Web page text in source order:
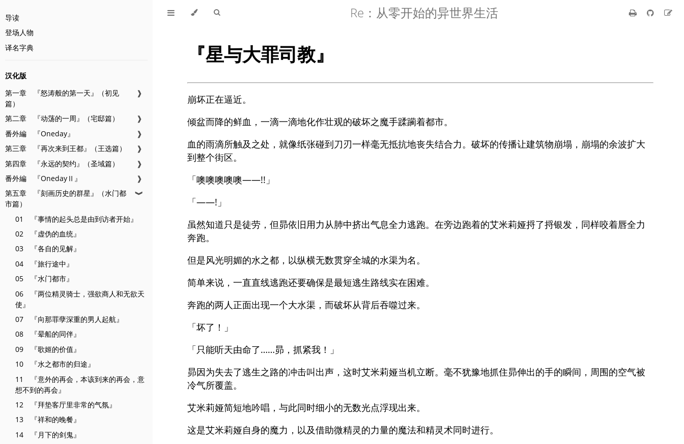
导读
登场人物
译名字典
汉化版
第一章 『怒涛般的第一天』（初见
篇）
❱
第二章 『动荡的一周』（宅邸篇）
❱
番外編 『Oneday』
❱
第三章 『再次来到王都』（王选篇）
❱
第四章 『永远的契约』（圣域篇）
❱
番外編 『OnedayⅡ』
❱
第五章 『刻画历史的群星』（水门都
市篇）
❱
01 『事情的起头总是由到访者开始』
02 『虚伪的血统』
03 『各自的见解』
04 『旅行途中』
05 『水门都市』
06 『两位精灵骑士，强欲商人和无欲天
使』
07 『向那罪孽深重的男人起航』
08 『晕船的同伴』
09 『歌姬的价值』
10 『水之都市的归途』
11 『意外的再会，本该到来的再会，意
想不到的再会』
12 『拜垫客厅里非常的气氛』
13 『祥和的晚餐』
14 『月下的剑鬼』
Re：从零开始的异世界生活
『星与大罪司教』
崩坏正在逼近。
倾盆而降的鲜血，一滴一滴地化作壮观的破坏之魔手蹂躏着都市。
血的雨滴所触及之处，就像纸张碰到刀刃一样毫无抵抗地丧失结合力。破坏的传播让建筑物崩塌，崩塌的余波扩大
到整个街区。
「噢噢噢噢噢——!!」
「——!」
虽然知道只是徒劳，但昴依旧用力从肺中挤出气息全力逃跑。在旁边跑着的艾米莉娅捋了捋银发，同样咬着唇全力
奔跑。
但是风光明媚的水之都，以纵横无数贯穿全城的水渠为名。
简单来说，一直直线逃跑还要确保是最短逃生路线实在困难。
奔跑的两人正面出现一个大水渠，而破坏从背后吞噬过来。
「坏了！」
「只能听天由命了……昴，抓紧我！」
昴因为失去了逃生之路的冲击叫出声，这时艾米莉娅当机立断。毫不犹豫地抓住昴伸出的手的瞬间，周围的空气被
冷气所覆盖。
艾米莉娅简短地吟唱，与此同时细小的无数光点浮现出来。
这是艾米莉娅自身的魔力，以及借助微精灵的力量的魔法和精灵术同时进行。